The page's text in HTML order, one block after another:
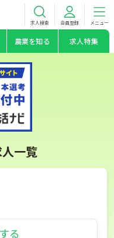
求人検索 会員登録 メニュー
農業を知る 求人特集
一覧
る